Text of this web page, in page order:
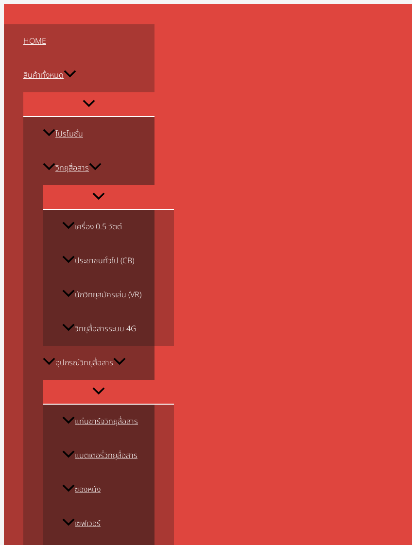
Skip
HOME
สินค้าทั้งหมด
MENU
โปรโมชั่น
วิทยุสื่อสาร
MENU
เครื่อง 0.5 วัตต์
ประชาชนทั่วไป (CB)
นักวิทยุสมัครเล่น (VR)
วิทยุสื่อสารระบบ 4G
อุปกรณ์วิทยุสื่อสาร
MENU
แท่นชาร์จวิทยุสื่อสาร
แบตเตอรี่วิทยุสื่อสาร
ซองหนัง
เซฟเวอร์
MENU
MENU
MENU
MENU
MENU
MENU
จำนวน
SPENDER